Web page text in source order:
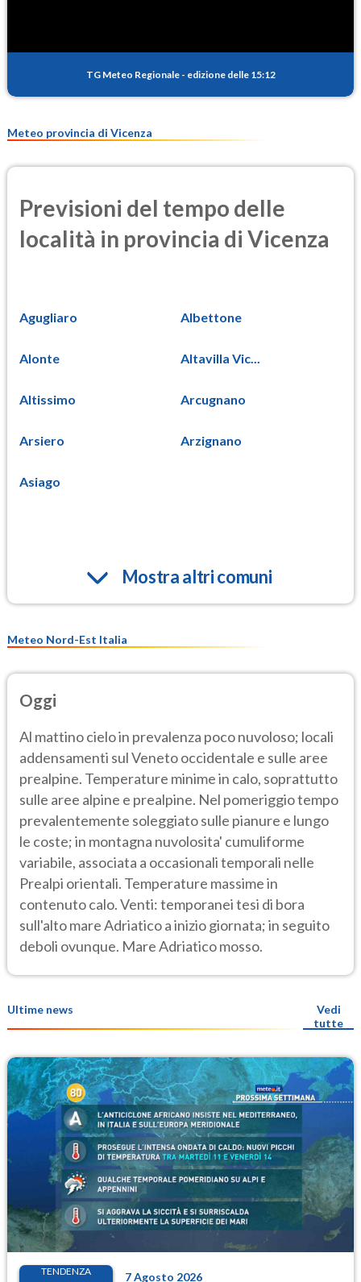
TG Meteo Regionale - edizione delle 15:12
Meteo provincia di Vicenza
Previsioni del tempo delle
località in provincia di Vicenza
Agugliaro Albettone
Alonte Altavilla Vic...
Altissimo Arcugnano
Arsiero Arzignano
Asiago
Mostra altri comuni
Meteo Nord-Est Italia
Oggi
Al mattino cielo in prevalenza poco nuvoloso; locali
addensamenti sul Veneto occidentale e sulle aree
prealpine. Temperature minime in calo, soprattutto
sulle aree alpine e prealpine. Nel pomeriggio tempo
prevalentemente soleggiato sulle pianure e lungo
le coste; in montagna nuvolosita' cumuliforme
variabile, associata a occasionali temporali nelle
Prealpi orientali. Temperature massime in
contenuto calo. Venti: temporanei tesi di bora
sull'alto mare Adriatico a inizio giornata; in seguito
deboli ovunque. Mare Adriatico mosso.
Ultime news
Vedi
tutte
TENDENZA 7 Agosto 2026